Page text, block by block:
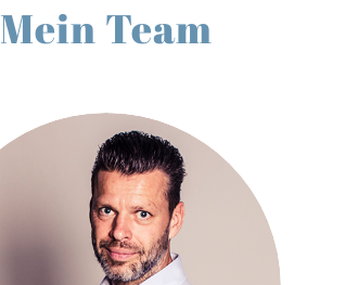
Mein Team